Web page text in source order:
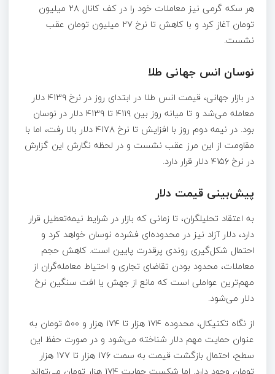
هر سکه گرمی نیز معاملات خود را در کف کانال ۲۸ میلیون
تومان آغاز کرد و با کاهش تا نرخ ۲۷ میلیون تومان عقب
نشست.
نوسان انس جهانی طلا
در بازار جهانی، قیمت انس طلا در ابتدای روز در نرخ ۴۱۳۹ دلار
معامله می‌شد و تا میانه روز بین ۴۱۱۹ تا ۴۱۳۹ دلار در نوسان
بود. در نیمه دوم روز با افزایش تا نرخ ۴۱۷۸ دلار بالا رفت، اما با
مقاومت از این مرز عقب نشست و در لحظه نگارش این گزارش
در نرخ ۴۱۵۶ دلار قرار دارد.
پیش‌بینی قیمت دلار
به اعتقاد تحلیلگران، تا زمانی که بازار در شرایط نیمه‌تعطیل قرار
دارد، دلار آزاد نیز در محدوده‌ای فشرده نوسان خواهد کرد و
احتمال شکل‌گیری روندی پرقدرت پایین است. کاهش حجم
معاملات، محدود بودن تقاضای تجاری و احتیاط معامله‌گران از
مهم‌ترین عواملی است که مانع از جهش یا افت سنگین نرخ
دلار می‌شود.
از نگاه تکنیکال، محدوده ۱۷۴ هزار تا ۱۷۴ هزار و ۵۰۰ تومان به
عنوان حمایت مهم دلار شناخته می‌شود و در صورت حفظ این
سطح، احتمال بازگشت قیمت به سمت ۱۷۶ هزار تا ۱۷۷ هزار